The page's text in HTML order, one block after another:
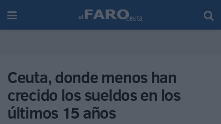
Ceuta, donde menos han
crecido los sueldos en los
últimos 15 años